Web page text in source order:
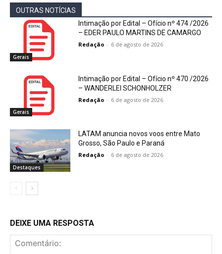
OUTRAS NOTÍCIAS
Gerais
Intimação por Edital – Ofício nº 474 /2026
– EDER PAULO MARTINS DE CAMARGO
Redação - 6 de agosto de 2026
Gerais
Intimação por Edital – Ofício nº 470 /2026
– WANDERLEI SCHONHOLZER
Redação - 6 de agosto de 2026
Destaques
LATAM anuncia novos voos entre Mato
Grosso, São Paulo e Paraná
Redação - 6 de agosto de 2026
DEIXE UMA RESPOSTA